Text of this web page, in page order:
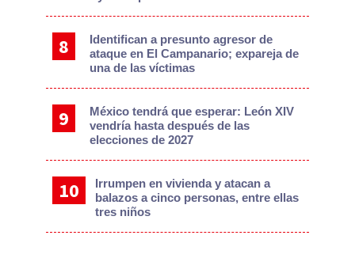
Identifican a presunto agresor de
ataque en El Campanario; expareja de
una de las víctimas
México tendrá que esperar: León XIV
vendría hasta después de las
elecciones de 2027
Irrumpen en vivienda y atacan a
balazos a cinco personas, entre ellas
tres niños